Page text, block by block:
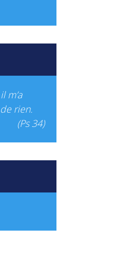
m’a
rien.
(Ps 34)